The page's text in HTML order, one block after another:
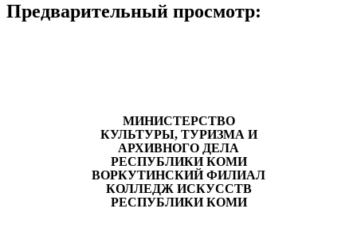
Предварительный просмотр:
МИНИСТЕРСТВО
КУЛЬТУРЫ, ТУРИЗМА И
АРХИВНОГО ДЕЛА
РЕСПУБЛИКИ КОМИ
ВОРКУТИНСКИЙ ФИЛИАЛ
КОЛЛЕДЖ ИСКУССТВ
РЕСПУБЛИКИ КОМИ